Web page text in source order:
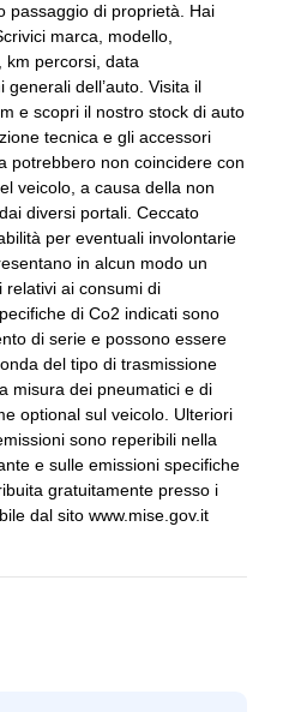
control
zone
passaggio di proprietà. Hai
marca, modello,
km percorsi, data
dell’auto. Visita il
e scopri il nostro stock di auto
tecnica e gli accessori
potrebbero non coincidere con
veicolo, a causa della non
diversi portali. Ceccato
per eventuali involontarie
in alcun modo un
relativi ai consumi di
di Co2 indicati sono
di serie e possono essere
del tipo di trasmissione
misura dei pneumatici e di
optional sul veicolo. Ulteriori
sono reperibili nella
e sulle emissioni specifiche
gratuitamente presso i
dal sito www.mise.gov.it